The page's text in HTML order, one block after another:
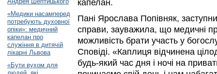
«Медики насамперед
потребують духовної
опіки»: медичний
капелан про
служіння в дитячій
лікарні Львова
«Бути вухом для
капелан.
Пані Ярослава Попівняк,
справи, зауважила, що медичні
можливість брати участь у
Сповіді. «Каплиця відчинена
будь-який час дня і ночі на